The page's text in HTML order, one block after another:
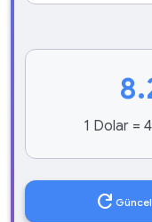
1 Dolar =
refresh